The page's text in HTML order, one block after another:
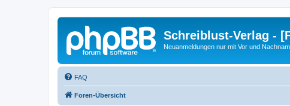
Schreiblust-Verlag -
Neuanmeldungen nur mit Vor und
FAQ
Foren-Übersicht